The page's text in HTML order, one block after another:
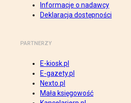
Informacje o nadawcy
Deklaracja dostępności
PARTNERZY
E-kiosk.pl
E-gazety.pl
Nexto.pl
Mała księgowość